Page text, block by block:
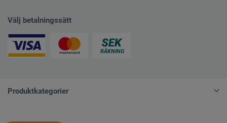
Välj betalningssätt
Produktkategorier